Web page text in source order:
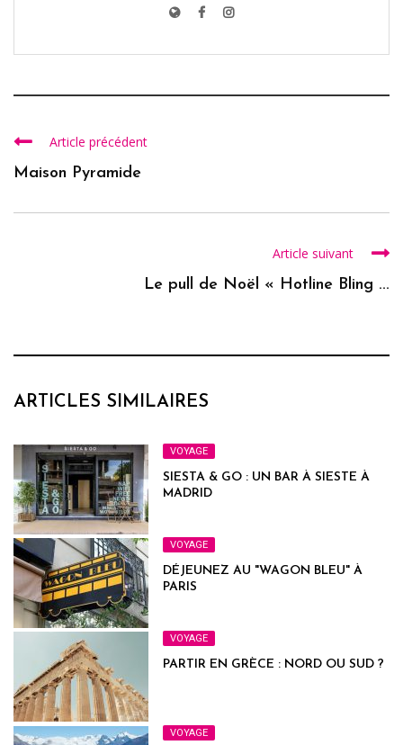
Article précédent
Maison Pyramide
Article suivant
Le pull de Noël « Hotline Bling ...
ARTICLES SIMILAIRES
VOYAGE
SIESTA & GO : UN BAR À SIESTE À
MADRID
VOYAGE
DÉJEUNEZ AU "WAGON BLEU" À
PARIS
VOYAGE
PARTIR EN GRÈCE : NORD OU SUD ?
VOYAGE